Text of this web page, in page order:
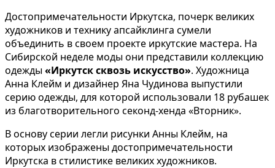
Достопримечательности Иркутска, почерк великих
художников и технику апсайклинга сумели
объединить в своем проекте иркутские мастера. На
Сибирской неделе моды они представили коллекцию
одежды«Иркутск сквозь искусство». Художница
Анна Клейм и дизайнер Яна Чудинова выпустили
серию одежды, для которой использовали 18 рубашек
из благотворительного секонд-хенда «Вторник».
В основу серии легли рисунки Анны Клейм, на
которых изображены достопримечательности
Иркутска в стилистике великих художников.